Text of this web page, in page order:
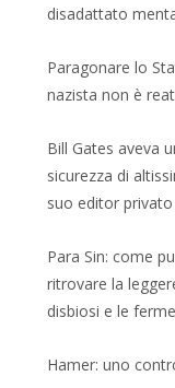
disadattato
Paragonare lo
nazista non è
Bill Gates aveva
sicurezza di
suo editor privato
Para Sin: come
ritrovare la
disbiosi e le
Hamer: uno